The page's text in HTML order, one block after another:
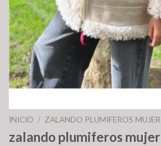
INICIO / ZALANDO PLUMIFEROS MUJER
zalando plumiferos mujer